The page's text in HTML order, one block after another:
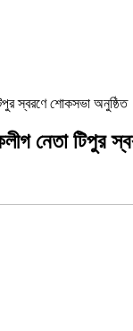
স্বরণে শোকসভা অনুষ্ঠিত
নেতা টিপুর